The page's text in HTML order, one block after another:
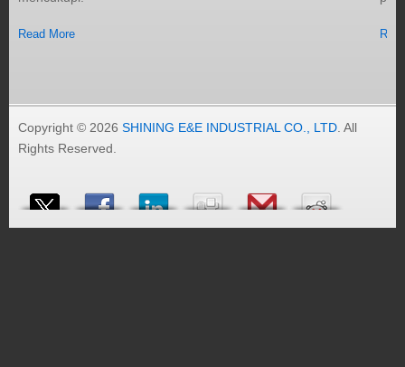
Read More
Copyright © 2026 SHINING E&E INDUSTRIAL CO., LTD. All
Rights Reserved.